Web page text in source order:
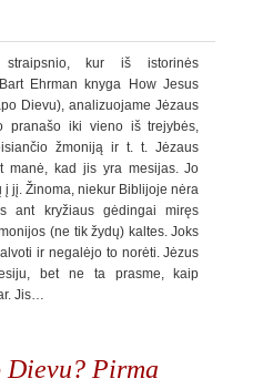
kur iš istorinės
Ehrman knyga How Jesus
Dievu), analizuojame Jėzaus
pranašo iki vieno iš trejybės,
žmoniją ir t. t. Jėzaus
manė, kad jis yra mesijas. Jo
jį. Žinoma, niekur Biblijoje nėra
ant kryžiaus gėdingai miręs
(ne tik žydų) kaltes. Joks
ir negalėjo to norėti. Jėzus
bet ne ta prasme, kaip
Jis…
Dievu? Pirma